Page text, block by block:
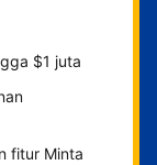
$1 juta
fitur Minta